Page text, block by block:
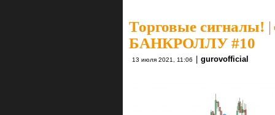
Торговые сигналы! |
БАНКРОЛЛУ #10
13 июля 2021, 11:06 | gurovofficial